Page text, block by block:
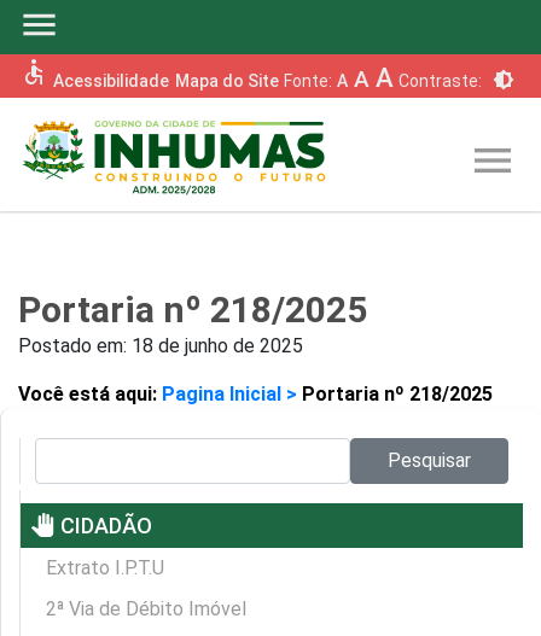
menu
accessible Acessibilidade Mapa do Site Fonte: A A A Contraste: brightness_6
menu
Portaria nº 218/2025
Postado em: 18 de junho de 2025
Você está aqui: Pagina Inicial > Portaria nº 218/2025
Pesquisar
pan_tool CIDADÃO
Extrato I.P.T.U
2ª Via de Débito Imóvel